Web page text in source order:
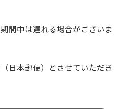
間中は遅れる場合がございま
日本郵便）とさせていただき